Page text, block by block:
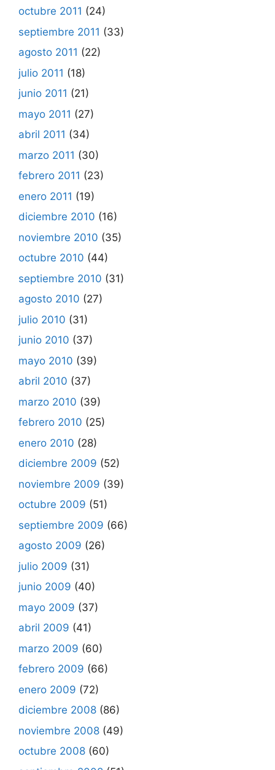
octubre 2011 (24)
septiembre 2011 (33)
agosto 2011 (22)
julio 2011 (18)
junio 2011 (21)
mayo 2011 (27)
abril 2011 (34)
marzo 2011 (30)
febrero 2011 (23)
enero 2011 (19)
diciembre 2010 (16)
noviembre 2010 (35)
octubre 2010 (44)
septiembre 2010 (31)
agosto 2010 (27)
julio 2010 (31)
junio 2010 (37)
mayo 2010 (39)
abril 2010 (37)
marzo 2010 (39)
febrero 2010 (25)
enero 2010 (28)
diciembre 2009 (52)
noviembre 2009 (39)
octubre 2009 (51)
septiembre 2009 (66)
agosto 2009 (26)
julio 2009 (31)
junio 2009 (40)
mayo 2009 (37)
abril 2009 (41)
marzo 2009 (60)
febrero 2009 (66)
enero 2009 (72)
diciembre 2008 (86)
noviembre 2008 (49)
octubre 2008 (60)